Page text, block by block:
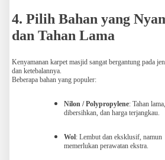
4. Pilih Bahan yang
dan Tahan Lama
Kenyamanan karpet masjid sangat bergantung pada
dan ketebalannya.
Beberapa bahan yang populer:
Nilon / Polypropylene: Tahan
dibersihkan, dan harga terjangkau.
Wol: Lembut dan eksklusif, namun
memerlukan perawatan ekstra.